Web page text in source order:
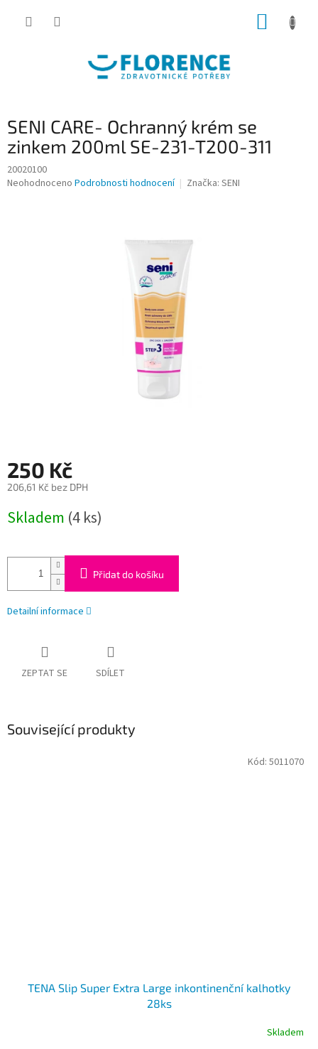
SENI CARE- Ochranný krém se
zinkem 200ml SE-231-T200-311
20020100
Průměrné
Neohodnoceno Podrobnosti hodnocení Značka: SENI
250 Kč
206,61 Kč bez DPH
cena:
Skladem (4 ks)
Přidat do košíku
Detailní informace
ZEPTAT SE SDÍLET
Související produkty
TENA Slip Super Extra Large inkontinenční kalhotky
28ks
Skladem
Kód: 5011070